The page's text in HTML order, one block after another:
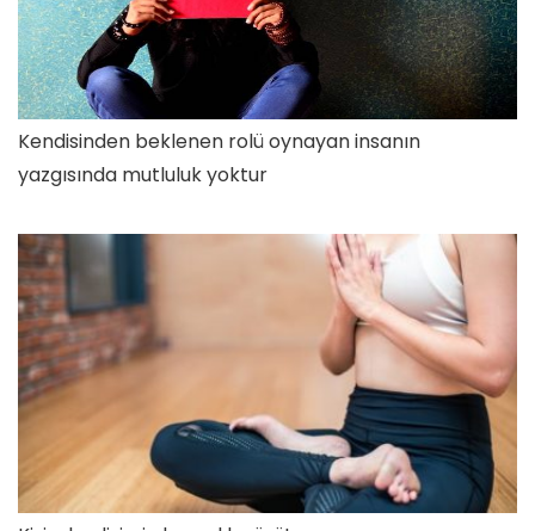
Kendisinden beklenen rolü oynayan insanın
yazgısında mutluluk yoktur